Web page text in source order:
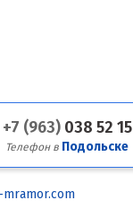
+7 (963) 038 52 15
Телефон в Подольске